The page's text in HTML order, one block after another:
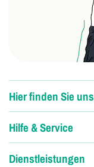
Hier finden Sie uns
Hilfe & Service
Dienstleistungen